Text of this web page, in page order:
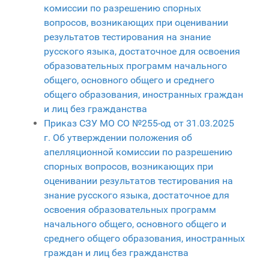
комиссии по разрешению спорных
вопросов, возникающих при оценивании
результатов тестирования на знание
русского языка, достаточное для освоения
образовательных программ начального
общего, основного общего и среднего
общего образования, иностранных граждан
и лиц без гражданства
Приказ СЗУ МО СО №255-од от 31.03.2025
г. Об утверждении положения об
апелляционной комиссии по разрешению
спорных вопросов, возникающих при
оценивании результатов тестирования на
знание русского языка, достаточное для
освоения образовательных программ
начального общего, основного общего и
среднего общего образования, иностранных
граждан и лиц без гражданства